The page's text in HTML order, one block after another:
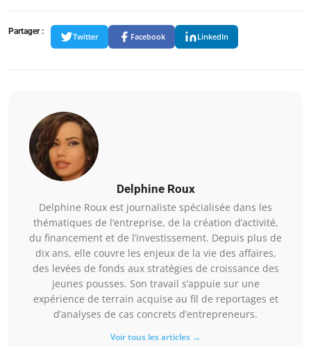
Partager :
Twitter Facebook LinkedIn
Delphine Roux
Delphine Roux est journaliste spécialisée dans les
thématiques de l’entreprise, de la création d’activité,
du financement et de l’investissement. Depuis plus de
dix ans, elle couvre les enjeux de la vie des affaires,
des levées de fonds aux stratégies de croissance des
jeunes pousses. Son travail s’appuie sur une
expérience de terrain acquise au fil de reportages et
d’analyses de cas concrets d’entrepreneurs.
Voir tous les articles →